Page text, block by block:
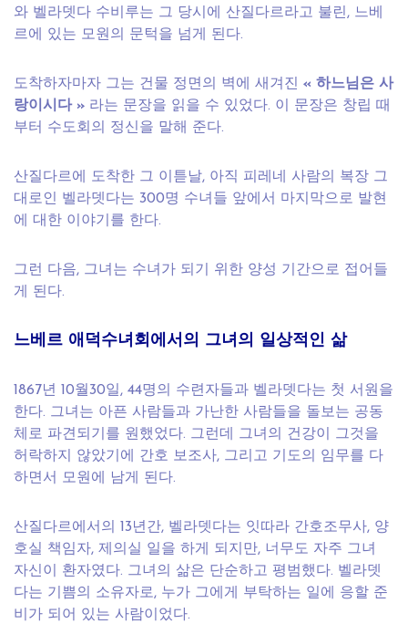
와 벨라뎃다 수비루는 그 당시에 산질다르라고 불린, 느베
르에 있는 모원의 문턱을 넘게 된다.
도착하자마자 그는 건물 정면의 벽에 새겨진 « 하느님은 사
랑이시다 » 라는 문장을 읽을 수 있었다. 이 문장은 창립 때
부터 수도회의 정신을 말해 준다.
산질다르에 도착한 그 이튿날, 아직 피레네 사람의 복장 그
대로인 벨라뎃다는 300명 수녀들 앞에서 마지막으로 발현
에 대한 이야기를 한다.
그런 다음, 그녀는 수녀가 되기 위한 양성 기간으로 접어들
게 된다.
느베르 애덕수녀회에서의 그녀의 일상적인 삶
1867년 10월30일, 44명의 수련자들과 벨라뎃다는 첫 서원을
한다. 그녀는 아픈 사람들과 가난한 사람들을 돌보는 공동
체로 파견되기를 원했었다. 그런데 그녀의 건강이 그것을
허락하지 않았기에 간호 보조사, 그리고 기도의 임무를 다
하면서 모원에 남게 된다.
산질다르에서의 13년간, 벨라뎃다는 잇따라 간호조무사, 양
호실 책임자, 제의실 일을 하게 되지만, 너무도 자주 그녀
자신이 환자였다. 그녀의 삶은 단순하고 평범했다. 벨라뎃
다는 기쁨의 소유자로, 누가 그에게 부탁하는 일에 응할 준
비가 되어 있는 사람이었다.